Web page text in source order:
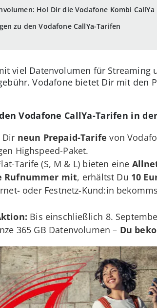
Hol Dir die Vodafone Kombi CallYa
zu den Vodafone CallYa-Tarifen
viel Datenvolumen für Streaming
Vodafone bietet Dir mit den
Vodafone CallYa-Tarifen in
Dir neun Prepaid-Tarife von
Highspeed-Paket.
Tarife (S, M & L) bieten eine
Rufnummer mit, erhältst Du 10
oder Festnetz-Kund:in
Bis einschließlich 8.
365 GB Datenvolumen – Du